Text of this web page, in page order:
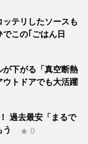
テリしたソースも
この｢ごはん日
が下がる「真空断熱
トドアでも大活躍
過去最安「まるで
★ 0